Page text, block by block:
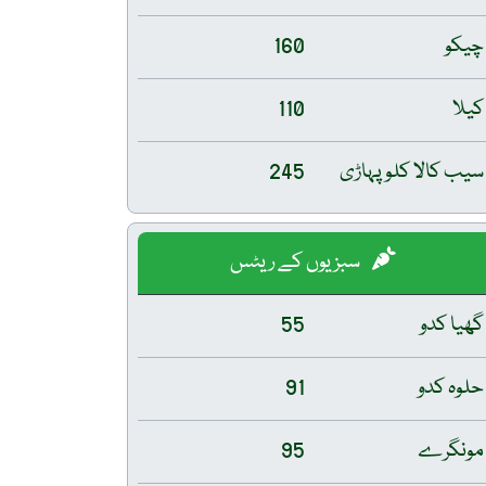
چیکو
160
کیلا
110
سیب کالا کلو پہاڑی
245
سبزیوں کے ریٹس
گھیا کدو
55
حلوہ کدو
91
مونگرے
95